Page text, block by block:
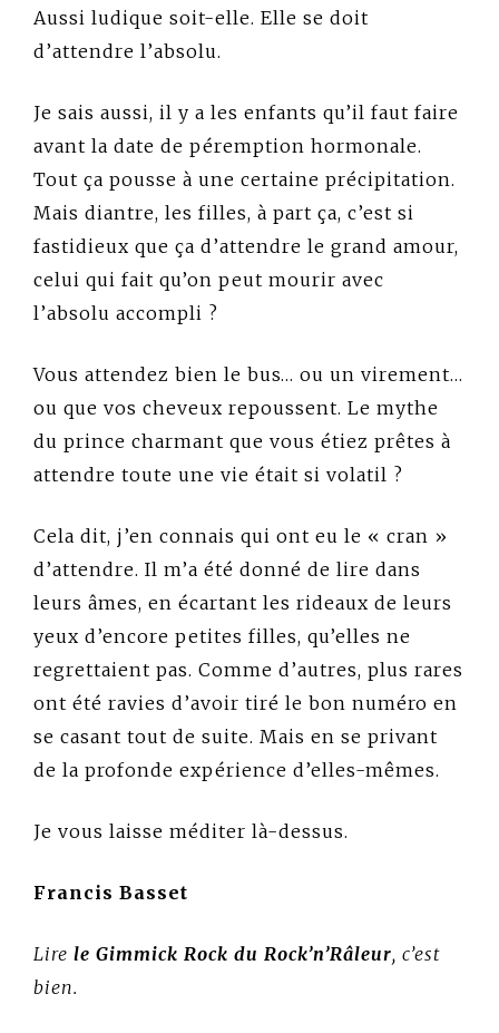
Aussi ludique soit-elle. Elle se doit
d’attendre l’absolu.
Je sais aussi, il y a les enfants qu’il faut faire
avant la date de péremption hormonale.
Tout ça pousse à une certaine précipitation.
Mais diantre, les filles, à part ça, c’est si
fastidieux que ça d’attendre le grand amour,
celui qui fait qu’on peut mourir avec
l’absolu accompli ?
Vous attendez bien le bus… ou un virement…
ou que vos cheveux repoussent. Le mythe
du prince charmant que vous étiez prêtes à
attendre toute une vie était si volatil ?
Cela dit, j’en connais qui ont eu le « cran »
d’attendre. Il m’a été donné de lire dans
leurs âmes, en écartant les rideaux de leurs
yeux d’encore petites filles, qu’elles ne
regrettaient pas. Comme d’autres, plus rares
ont été ravies d’avoir tiré le bon numéro en
se casant tout de suite. Mais en se privant
de la profonde expérience d’elles-mêmes.
Je vous laisse méditer là-dessus.
Francis Basset
Lire le Gimmick Rock du Rock’n’Râleur, c’est
bien.